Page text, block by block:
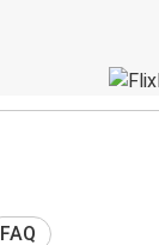
FAQ